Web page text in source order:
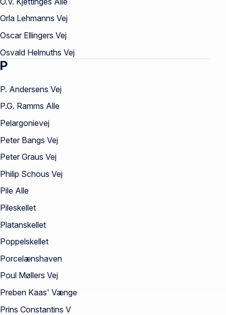
Orla Lehmanns Vej
Oscar Ellingers Vej
Osvald Helmuths Vej
P
P. Andersens Vej
P.G. Ramms Alle
Pelargonievej
Peter Bangs Vej
Peter Graus Vej
Philip Schous Vej
Pile Alle
Pileskellet
Platanskellet
Poppelskellet
Porcelænshaven
Poul Møllers Vej
Preben Kaas' Vænge
Prins Constantins V